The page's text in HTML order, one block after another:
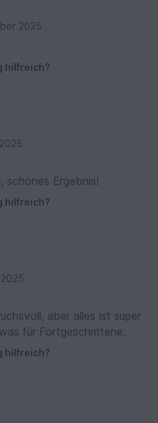
2025
hilfreich?
schönes Ergebnis!
hilfreich?
aber alles ist super
für Fortgeschrittene.
hilfreich?